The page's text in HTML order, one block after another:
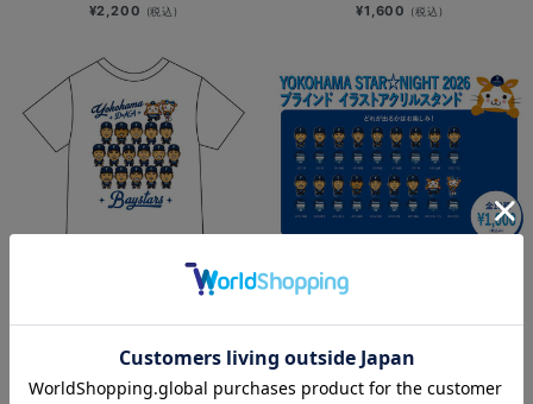
¥2,200 (税込) ¥1,600 (税込)
選手イラストTシャツ
¥3,800(税込)
ブラインド選手イラストアクリルスタ
ンド